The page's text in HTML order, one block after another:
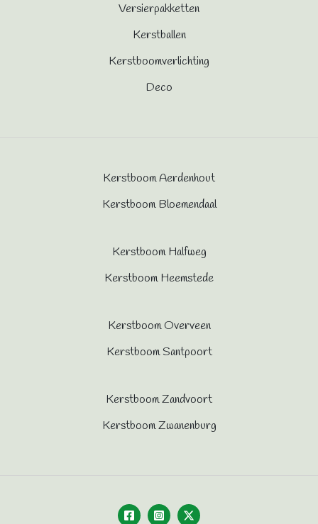
Versierpakketten
Kerstballen
Kerstboomverlichting
Deco
Kerstboom Aerdenhout
Kerstboom Bloemendaal
Kerstboom Halfweg
Kerstboom Heemstede
Kerstboom Overveen
Kerstboom Santpoort
Kerstboom Zandvoort
Kerstboom Zwanenburg